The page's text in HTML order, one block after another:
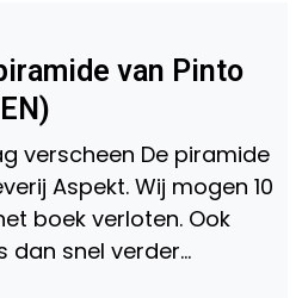
van Pinto
verscheen De piramide
Aspekt. Wij mogen 10
boek verloten. Ook
dan snel verder…